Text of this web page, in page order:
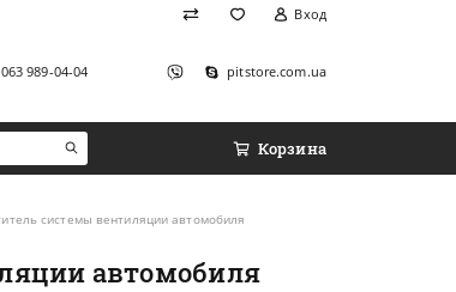
Вход
989-04-04 pitstore.com.ua
Корзина
системы вентиляции автомобиля
автомобиля